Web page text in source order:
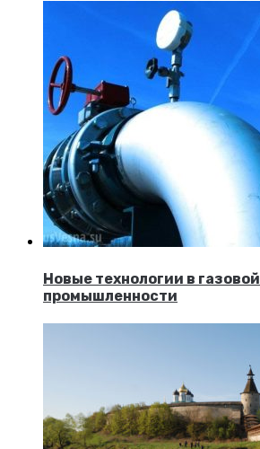
Новые технологии в газовой
промышленности